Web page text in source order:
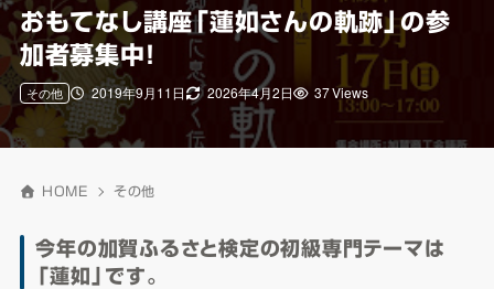
おもてなし講座「蓮如さんの軌跡」の参
加者募集中！
2019年9月11日 2026年4月2日
その他 37 Views
HOME その他
今年の加賀ふるさと検定の初級専門テーマは
「蓮如」です。